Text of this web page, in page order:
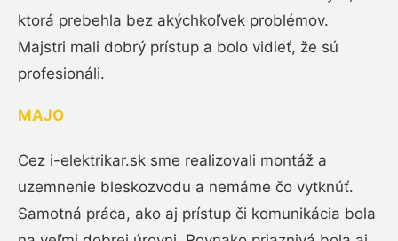
ktorá prebehla bez akýchkoľvek problémov.
Majstri mali dobrý prístup a bolo vidieť, že sú
profesionáli.
MAJO
Cez i-elektrikar.sk sme realizovali montáž a
uzemnenie bleskozvodu a nemáme čo vytknúť.
Samotná práca, ako aj prístup či komunikácia bola